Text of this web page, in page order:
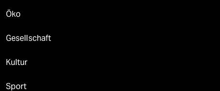
Öko
Gesellschaft
Kultur
Sport